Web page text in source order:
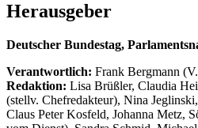
Herausgeber
Deutscher Bundestag,
Verantwortlich: Frank Bergmann
Redaktion: Lisa Brüßler, Claudia
(stellv. Chefredakteur), Nina Jeglinski,
Claus Peter Kosfeld, Johanna Metz,